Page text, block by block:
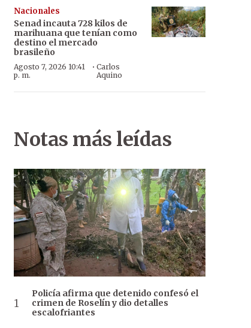
Nacionales
Senad incauta 728 kilos de
marihuana que tenían como
destino el mercado
brasileño
Agosto 7, 2026 10:41
p. m.
· Carlos
Aquino
Notas más leídas
Policía afirma que detenido confesó el
crimen de Roselín y dio detalles
escalofriantes